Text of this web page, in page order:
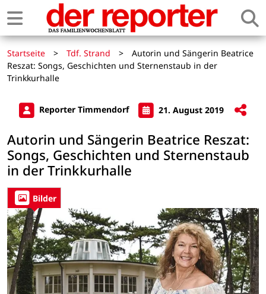
Startseite > Tdf. Strand >
Autorin und Sängerin Beatrice
Reszat: Songs, Geschichten und Sternenstaub in der
Trinkkurhalle
Reporter Timmendorf 21. August 2019
Autorin und Sängerin Beatrice Reszat:
Songs, Geschichten und Sternenstaub
in der Trinkkurhalle
Bilder